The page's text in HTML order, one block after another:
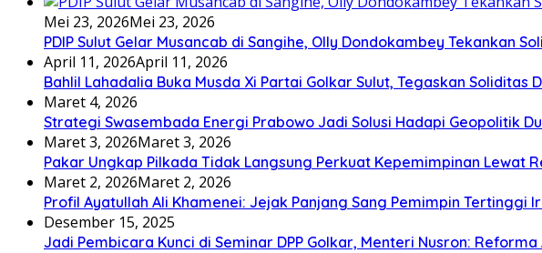
Mei 23, 2026Mei 23, 2026
PDIP Sulut Gelar Musancab di Sangihe, Olly Dondokambey Tekankan
April 11, 2026April 11, 2026
Bahlil Lahadalia Buka Musda Xi Partai Golkar Sulut, Tegaskan Soliditas
Maret 4, 2026
Strategi Swasembada Energi Prabowo Jadi Solusi Hadapi Geopolitik
Maret 3, 2026Maret 3, 2026
Pakar Ungkap Pilkada Tidak Langsung Perkuat Kepemimpinan Lewat
Maret 2, 2026Maret 2, 2026
Profil Ayatullah Ali Khamenei: Jejak Panjang Sang Pemimpin Tertinggi
Desember 15, 2025
Jadi Pembicara Kunci di Seminar DPP Golkar, Menteri Nusron: